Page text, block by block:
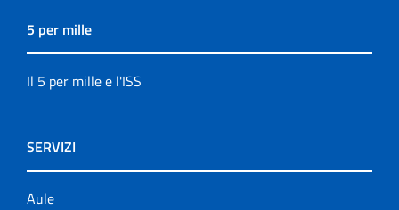
5 per mille
Il 5 per mille e l'ISS
SERVIZI
Aule